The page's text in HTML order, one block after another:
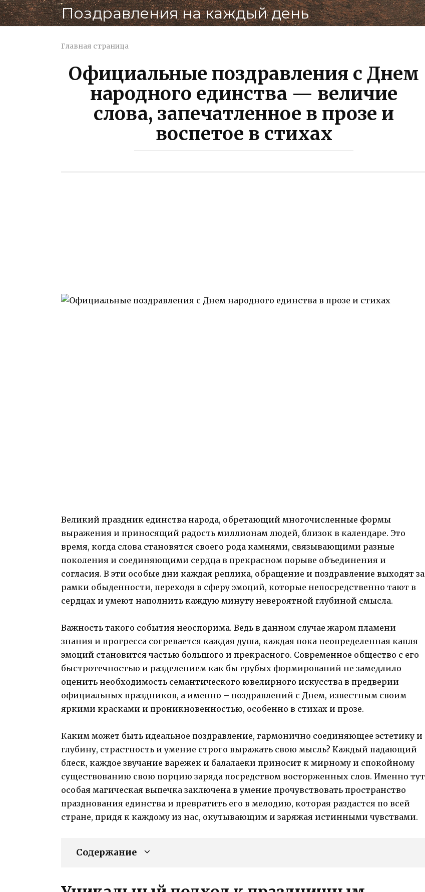
Перейти
к
Поздравления на каждый день
Главная страница
Официальные поздравления с Днем
народного единства — величие
слова, запечатленное в прозе и
воспетое в стихах
Великий праздник единства народа, обретающий многочисленные формы
выражения и приносящий радость миллионам людей, близок в календаре. Это
время, когда слова становятся своего рода камнями, связывающими разные
поколения и соединяющими сердца в прекрасном порыве объединения и
согласия. В эти особые дни каждая реплика, обращение и поздравление выходят за
рамки обыденности, переходя в сферу эмоций, которые непосредственно тают в
сердцах и умеют наполнить каждую минуту невероятной глубиной смысла.
Важность такого события неоспорима. Ведь в данном случае жаром пламени
знания и прогресса согревается каждая душа, каждая пока неопределенная капля
эмоций становится частью большого и прекрасного. Современное общество с его
быстротечностью и разделением как бы грубых формирований не замедлило
оценить необходимость семантического ювелирного искусства в предверии
официальных праздников, а именно – поздравлений с Днем, известным своим
яркими красками и проникновенностью, особенно в стихах и прозе.
Каким может быть идеальное поздравление, гармонично соединяющее эстетику и
глубину, страстность и умение строго выражать свою мысль? Каждый падающий
блеск, каждое звучание варежек и балалаеки приносит к мирному и спокойному
существованию свою порцию заряда посредством восторженных слов. Именно тут
особая магическая выпечка заключена в умение прочувствовать пространство
празднования единства и превратить его в мелодию, которая раздастся по всей
стране, придя к каждому из нас, окутывающим и заряжая истинными чувствами.
Содержание